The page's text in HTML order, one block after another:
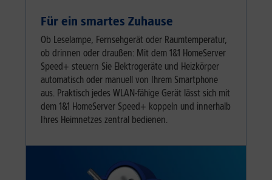
Für ein smartes Zuhause
Ob Leselampe, Fernsehgerät oder Raumtemperatur,
ob drinnen oder draußen: Mit dem 1&1 HomeServer
Speed+ steuern Sie Elektrogeräte und Heizkörper
automatisch oder manuell von Ihrem Smartphone
aus. Praktisch jedes WLAN-fähige Gerät lässt sich mit
dem 1&1 HomeServer Speed+ koppeln und innerhalb
Ihres Heimnetzes zentral bedienen.